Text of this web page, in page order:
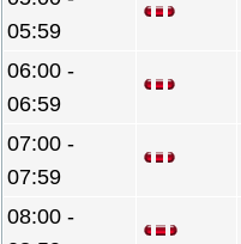
05:59
06:00 -
06:59
07:00 -
07:59
08:00 -